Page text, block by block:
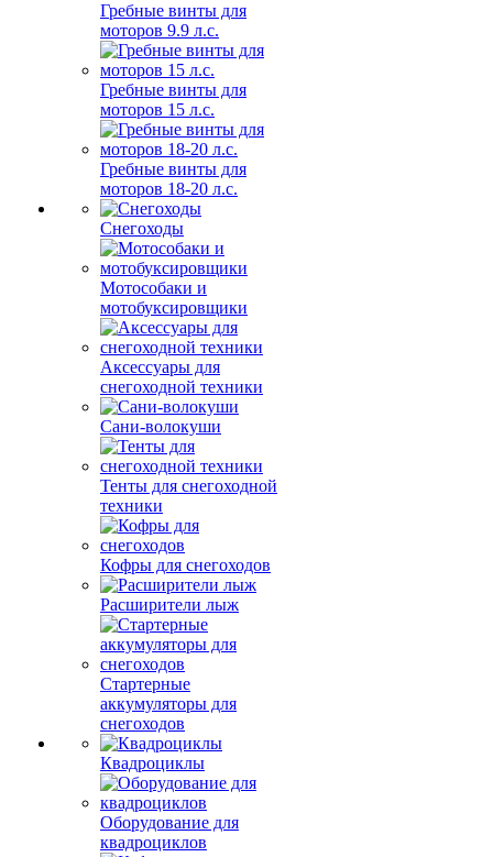
Гребные винты для
моторов 9.9 л.с.
Гребные винты для
моторов 15 л.с.
Гребные винты для
моторов 18-20 л.с.
Снегоходы
Мотособаки и
мотобуксировщики
Аксессуары для
снегоходной техники
Сани-волокуши
Тенты для снегоходной
техники
Кофры для снегоходов
Расширители лыж
Стартерные
аккумуляторы для
снегоходов
Квадроциклы
Оборудование для
квадроциклов